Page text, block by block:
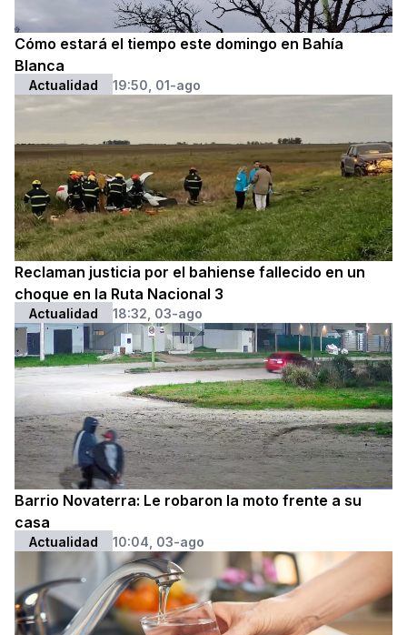
Cómo estará el tiempo este domingo en Bahía
Blanca
Actualidad 19:50, 01-ago
Reclaman justicia por el bahiense fallecido en un
choque en la Ruta Nacional 3
Actualidad 18:32, 03-ago
Barrio Novaterra: Le robaron la moto frente a su
casa
Actualidad 10:04, 03-ago